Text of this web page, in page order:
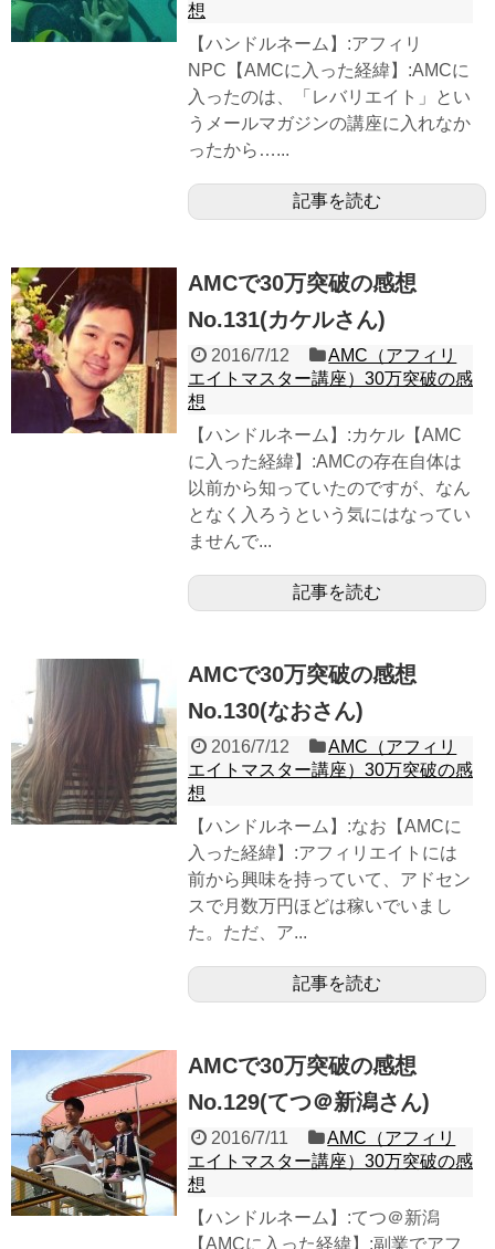
想
【ハンドルネーム】:アフィリ
NPC【AMCに入った経緯】:AMCに
入ったのは、「レバリエイト」とい
うメールマガジンの講座に入れなか
ったから…...
記事を読む
AMCで30万突破の感想
No.131(カケルさん)
2016/7/12
AMC（アフィリ
エイトマスター講座）30万突破の感
想
【ハンドルネーム】:カケル【AMC
に入った経緯】:AMCの存在自体は
以前から知っていたのですが、なん
となく入ろうという気にはなってい
ませんで...
記事を読む
AMCで30万突破の感想
No.130(なおさん)
2016/7/12
AMC（アフィリ
エイトマスター講座）30万突破の感
想
【ハンドルネーム】:なお【AMCに
入った経緯】:アフィリエイトには
前から興味を持っていて、アドセン
スで月数万円ほどは稼いでいまし
た。ただ、ア...
記事を読む
AMCで30万突破の感想
No.129(てつ＠新潟さん)
2016/7/11
AMC（アフィリ
エイトマスター講座）30万突破の感
想
【ハンドルネーム】:てつ＠新潟
【AMCに入った経緯】:副業でアフ